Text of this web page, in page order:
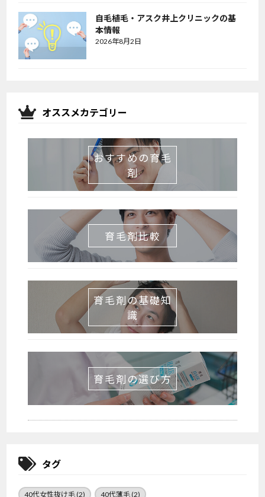
自毛植毛・アスク井上クリニックの基
本情報
2026年8月2日
オススメカテゴリー
おすすめの育毛
剤
育毛剤比較
育毛剤の基礎知
識
育毛剤の選び方
タグ
40代女性抜け毛(2) 40代薄毛(2)